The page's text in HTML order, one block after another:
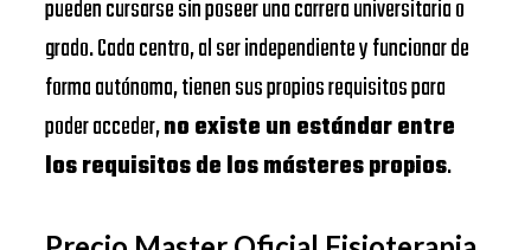
pueden cursarse sin poseer una carrera universitaria o
grado. Cada centro, al ser independiente y funcionar de
forma autónoma, tienen sus propios requisitos para
poder acceder,no existe un estándar entre
los requisitos de los másteres propios.